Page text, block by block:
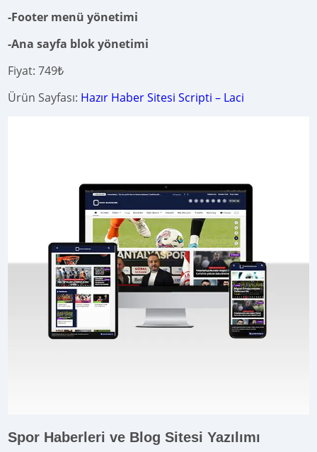
-Footer menü yönetimi
-Ana sayfa blok yönetimi
Fiyat: 749₺
Ürün Sayfası: Hazır Haber Sitesi Scripti – Laci
Spor Haberleri ve Blog Sitesi Yazılımı